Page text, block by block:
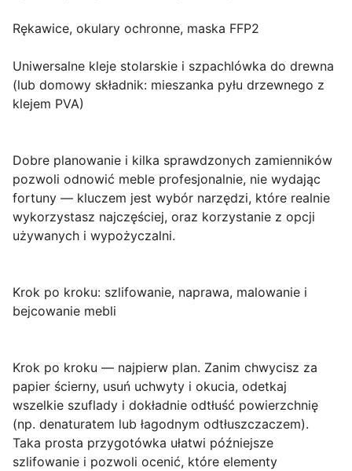
Rękawice, okulary ochronne, maska FFP2
Uniwersalne kleje stolarskie i szpachlówka do drewna
(lub domowy składnik: mieszanka pyłu drzewnego z
klejem PVA)
Dobre planowanie i kilka sprawdzonych zamienników
pozwoli odnowić meble profesjonalnie, nie wydając
fortuny — kluczem jest wybór narzędzi, które realnie
wykorzystasz najczęściej, oraz korzystanie z opcji
używanych i wypożyczalni.
Krok po kroku: szlifowanie, naprawa, malowanie i
bejcowanie mebli
Krok po kroku — najpierw plan. Zanim chwycisz za
papier ścierny, usuń uchwyty i okucia, odetkaj
wszelkie szuflady i dokładnie odtłuść powierzchnię
(np. denaturatem lub łagodnym odtłuszczaczem).
Taka prosta przygotówka ułatwi późniejsze
szlifowanie i pozwoli ocenić, które elementy